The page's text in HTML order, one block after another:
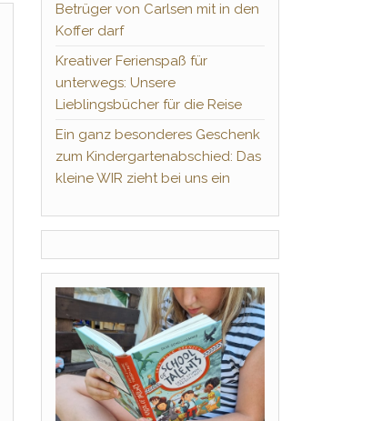
Betrüger von Carlsen mit in den
Koffer darf
Kreativer Ferienspaß für
unterwegs: Unsere
Lieblingsbücher für die Reise
Ein ganz besonderes Geschenk
zum Kindergartenabschied: Das
kleine WIR zieht bei uns ein